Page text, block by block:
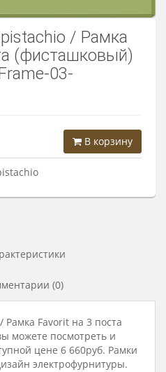
/ Рамка
(фисташковый)
03-
В корзину
(0)
Рамка Favorit на 3 поста
можете посмотреть и
цене 6 660руб. Рамки
электрофурнитуры.